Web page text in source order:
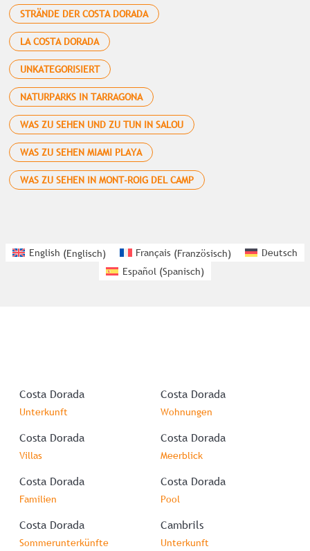
STRÄNDE DER COSTA DORADA
LA COSTA DORADA
UNKATEGORISIERT
NATURPARKS IN TARRAGONA
WAS ZU SEHEN UND ZU TUN IN SALOU
WAS ZU SEHEN MIAMI PLAYA
WAS ZU SEHEN IN MONT-ROIG DEL CAMP
English (Englisch) Français (Französisch)
Deutsch
Español(Spanisch)
Costa Dorada
Unterkunft
Costa Dorada
Wohnungen
Costa Dorada
Villas
Costa Dorada
Meerblick
Costa Dorada
Familien
Costa Dorada
Pool
Costa Dorada
Sommerunterkünfte
Cambrils
Unterkunft